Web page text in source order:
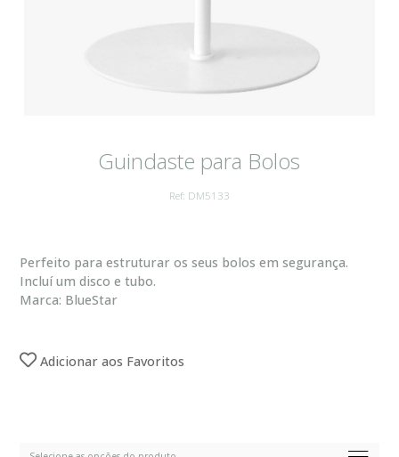
Guindaste para Bolos
Ref: DM5133
Perfeito para estruturar os seus bolos em segurança.
Incluí um disco e tubo.
Marca: BlueStar
Adicionar aos Favoritos